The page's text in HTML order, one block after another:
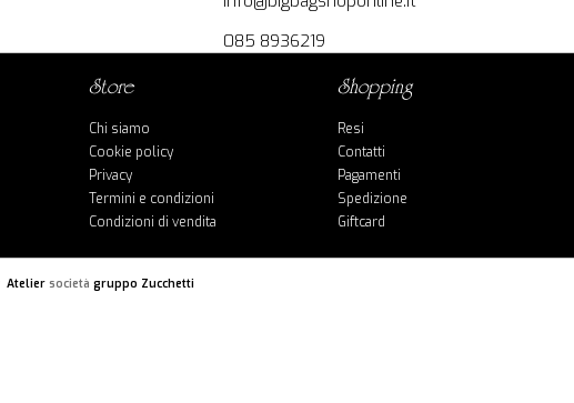
085 8936219
store
Chi siamo
Cookie policy
Privacy
Termini e condizioni
Condizioni di vendita
shopping
Resi
Contatti
Pagamenti
Spedizione
Giftcard
Atelier società gruppo Zucchetti